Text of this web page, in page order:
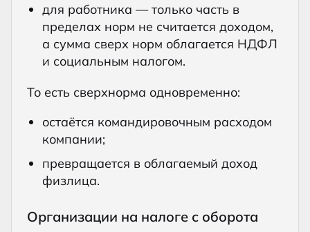
для работника — только часть в
пределах норм не считается доходом,
а сумма сверх норм облагается НДФЛ
и социальным налогом.
То есть сверхнорма одновременно:
остаётся командировочным расходом
компании;
превращается в облагаемый доход
физлица.
Организации на налоге с оборота